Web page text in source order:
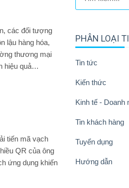
các đối tượng
lậu hàng hóa,
thương mại
hiệu quả…
tiến mã vạch
QR của ông
ứng dụng khiến
PHÂN LOẠI
Tin tức
Kiến thức
Kinh tế - Doanh
Tin khách hàng
Tuyển dụng
Hướng dẫn